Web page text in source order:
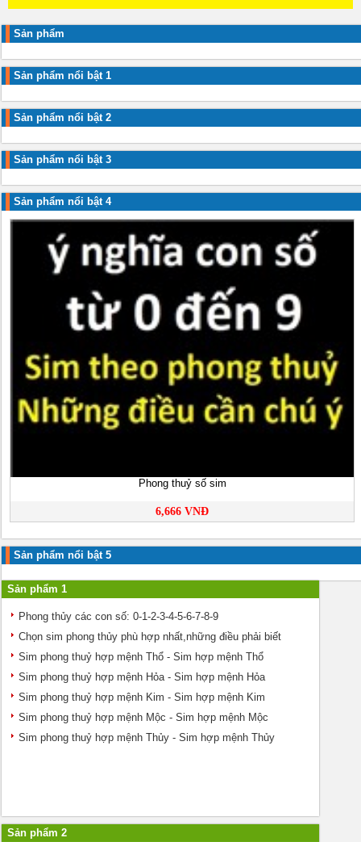
Sản phẩm
Sản phẩm nổi bật 1
Sản phẩm nổi bật 2
Sản phẩm nổi bật 3
Sản phẩm nổi bật 4
Phong thuỷ số sim
6,666 VNĐ
Sản phẩm nổi bật 5
Sản phẩm 1
Phong thủy các con số: 0-1-2-3-4-5-6-7-8-9
Chọn sim phong thủy phù hợp nhất,những điều phải biết
Sim phong thuỷ hợp mệnh Thổ - Sim hợp mệnh Thổ
Sim phong thuỷ hợp mệnh Hỏa - Sim hợp mệnh Hỏa
Sim phong thuỷ hợp mệnh Kim - Sim hợp mệnh Kim
Sim phong thuỷ hợp mệnh Mộc - Sim hợp mệnh Mộc
Sim phong thuỷ hợp mệnh Thủy - Sim hợp mệnh Thủy
Sản phẩm 2